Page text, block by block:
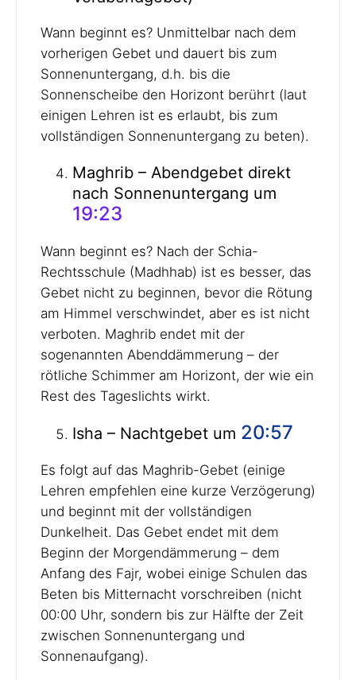
Wann beginnt es? Unmittelbar nach dem
vorherigen Gebet und dauert bis zum
Sonnenuntergang, d.h. bis die
Sonnenscheibe den Horizont berührt (laut
einigen Lehren ist es erlaubt, bis zum
vollständigen Sonnenuntergang zu beten).
Maghrib – Abendgebet direkt
nach Sonnenuntergang um
19:23
Wann beginnt es? Nach der Schia-
Rechtsschule (Madhhab) ist es besser, das
Gebet nicht zu beginnen, bevor die Rötung
am Himmel verschwindet, aber es ist nicht
verboten. Maghrib endet mit der
sogenannten Abenddämmerung – der
rötliche Schimmer am Horizont, der wie ein
Rest des Tageslichts wirkt.
Isha – Nachtgebet um 20:57
Es folgt auf das Maghrib-Gebet (einige
Lehren empfehlen eine kurze Verzögerung)
und beginnt mit der vollständigen
Dunkelheit. Das Gebet endet mit dem
Beginn der Morgendämmerung – dem
Anfang des Fajr, wobei einige Schulen das
Beten bis Mitternacht vorschreiben (nicht
00:00 Uhr, sondern bis zur Hälfte der Zeit
zwischen Sonnenuntergang und
Sonnenaufgang).